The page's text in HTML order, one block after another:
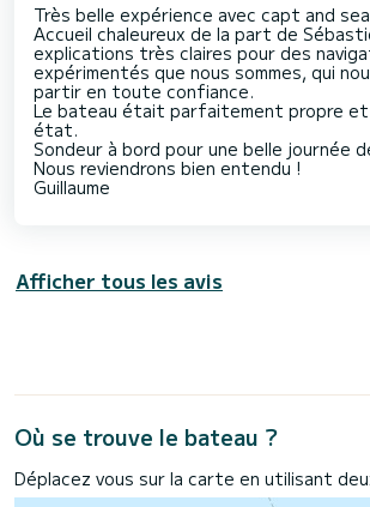
Très belle expérience avec capt and
Accueil chaleureux de la part de
explications très claires pour des
expérimentés que nous sommes, qui
partir en toute confiance.
Le bateau était parfaitement propre
état.
Sondeur à bord pour une belle journée
Nous reviendrons bien entendu !
Guillaume
Afficher tous les avis
Où se trouve le bateau ?
Déplacez vous sur la carte en utilisant